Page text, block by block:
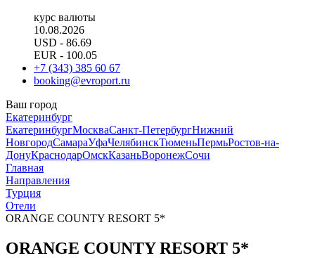
курс валюты
10.08.2026
USD - 86.69
EUR - 100.05
+7 (343) 385 60 67
booking@evroport.ru
Ваш город
Екатеринбург
ЕкатеринбургМоскваСанкт-ПетербургНижний
НовгородСамараУфаЧелябинскТюменьПермьРостов-на-
ДонуКраснодарОмскКазаньВоронежСочи
Главная
Направления
Турция
Отели
ORANGE COUNTY RESORT 5*
ORANGE COUNTY RESORT 5*